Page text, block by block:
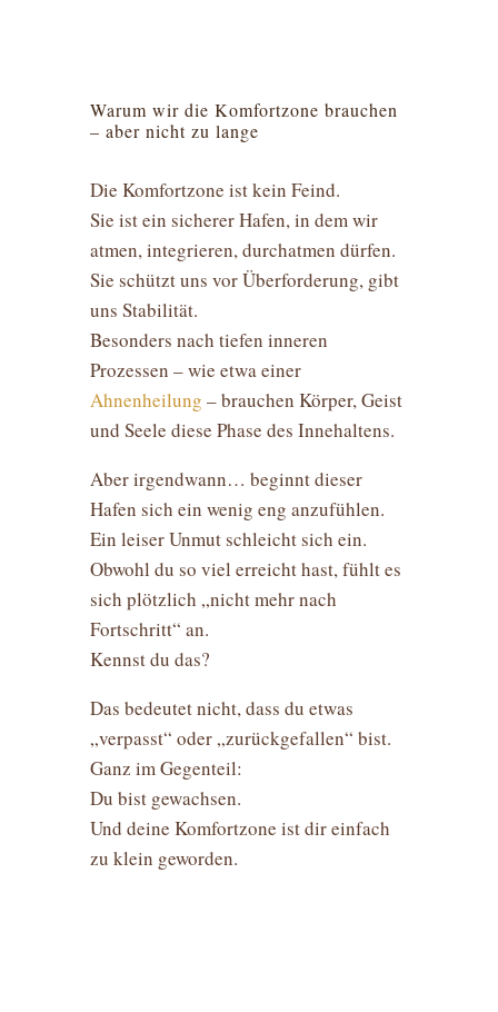
Warum wir die Komfortzone brauchen
– aber nicht zu lange
Die Komfortzone ist kein Feind.
Sie ist ein sicherer Hafen, in dem wir
atmen, integrieren, durchatmen dürfen.
Sie schützt uns vor Überforderung, gibt
uns Stabilität.
Besonders nach tiefen inneren
Prozessen – wie etwa einer
Ahnenheilung – brauchen Körper, Geist
und Seele diese Phase des Innehaltens.
Aber irgendwann… beginnt dieser
Hafen sich ein wenig eng anzufühlen.
Ein leiser Unmut schleicht sich ein.
Obwohl du so viel erreicht hast, fühlt es
sich plötzlich „nicht mehr nach
Fortschritt“ an.
Kennst du das?
Das bedeutet nicht, dass du etwas
„verpasst“ oder „zurückgefallen“ bist.
Ganz im Gegenteil:
Du bist gewachsen.
Und deine Komfortzone ist dir einfach
zu klein geworden.